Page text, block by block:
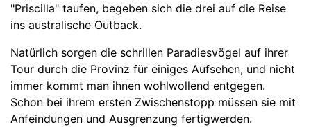
"Priscilla" taufen, begeben sich die drei auf die Reise
ins australische Outback.
Natürlich sorgen die schrillen Paradiesvögel auf ihrer
Tour durch die Provinz für einiges Aufsehen, und nicht
immer kommt man ihnen wohlwollend entgegen.
Schon bei ihrem ersten Zwischenstopp müssen sie mit
Anfeindungen und Ausgrenzung fertigwerden.